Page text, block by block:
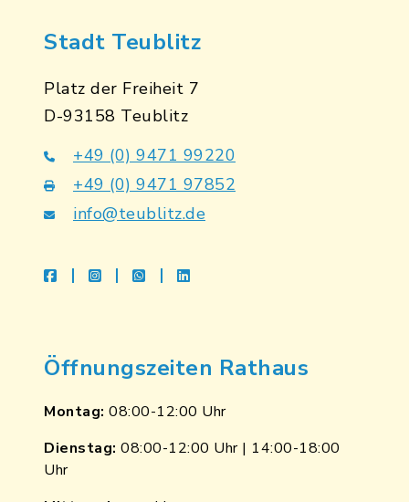
Stadt Teublitz
Platz der Freiheit 7
D-93158 Teublitz
+49 (0) 9471 99220
+49 (0) 9471 97852
info@teublitz.de
facebookinstagramwhatsapplinkedin
Öffnungszeiten Rathaus
Montag: 08:00-12:00 Uhr
Dienstag: 08:00-12:00 Uhr | 14:00-18:00
Uhr